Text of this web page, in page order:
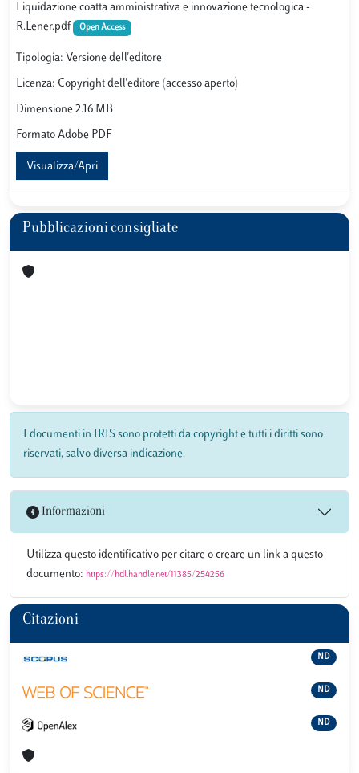
Liquidazione coatta amministrativa e innovazione tecnologica -
R.Lener.pdf
Open Access
Tipologia: Versione dell'editore
Licenza: Copyright dell'editore (accesso aperto)
Dimensione 2.16 MB
Formato Adobe PDF
Visualizza/Apri
Pubblicazioni consigliate
I documenti in IRIS sono protetti da copyright e tutti i diritti sono
riservati, salvo diversa indicazione.
Informazioni
Utilizza questo identificativo per citare o creare un link a questo
documento: https://hdl.handle.net/11385/254256
Citazioni
ND
ND
ND